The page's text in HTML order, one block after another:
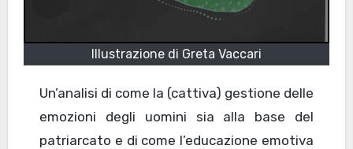
Illustrazione di Greta Vaccari
Un’analisi di come la (cattiva) gestione delle
emozioni degli uomini sia alla base del
patriarcato e di come l’educazione emotiva